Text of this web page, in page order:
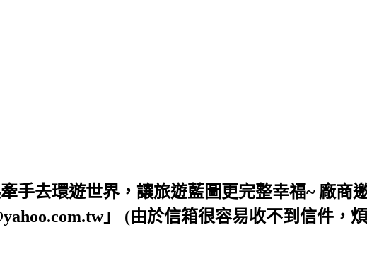
手去環遊世界，讓旅遊藍圖更完整幸福~ 廠商
」 (由於信箱很容易收不到信件，